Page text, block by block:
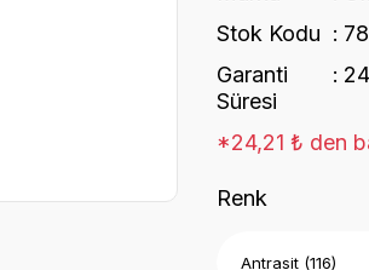
Stok Kodu
Garanti
Süresi
*24,21 ₺ den
Renk